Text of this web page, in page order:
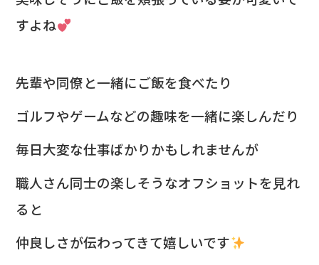
すよね
先輩や同僚と一緒にご飯を食べたり
ゴルフやゲームなどの趣味を一緒に楽しんだり
毎日大変な仕事ばかりかもしれませんが
職人さん同士の楽しそうなオフショットを見れ
ると
仲良しさが伝わってきて嬉しいです